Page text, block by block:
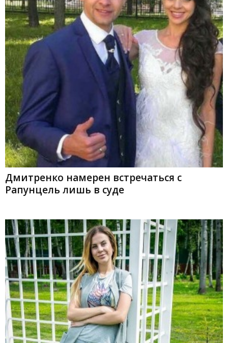
Дмитренко намерен встречаться с
Рапунцель лишь в суде